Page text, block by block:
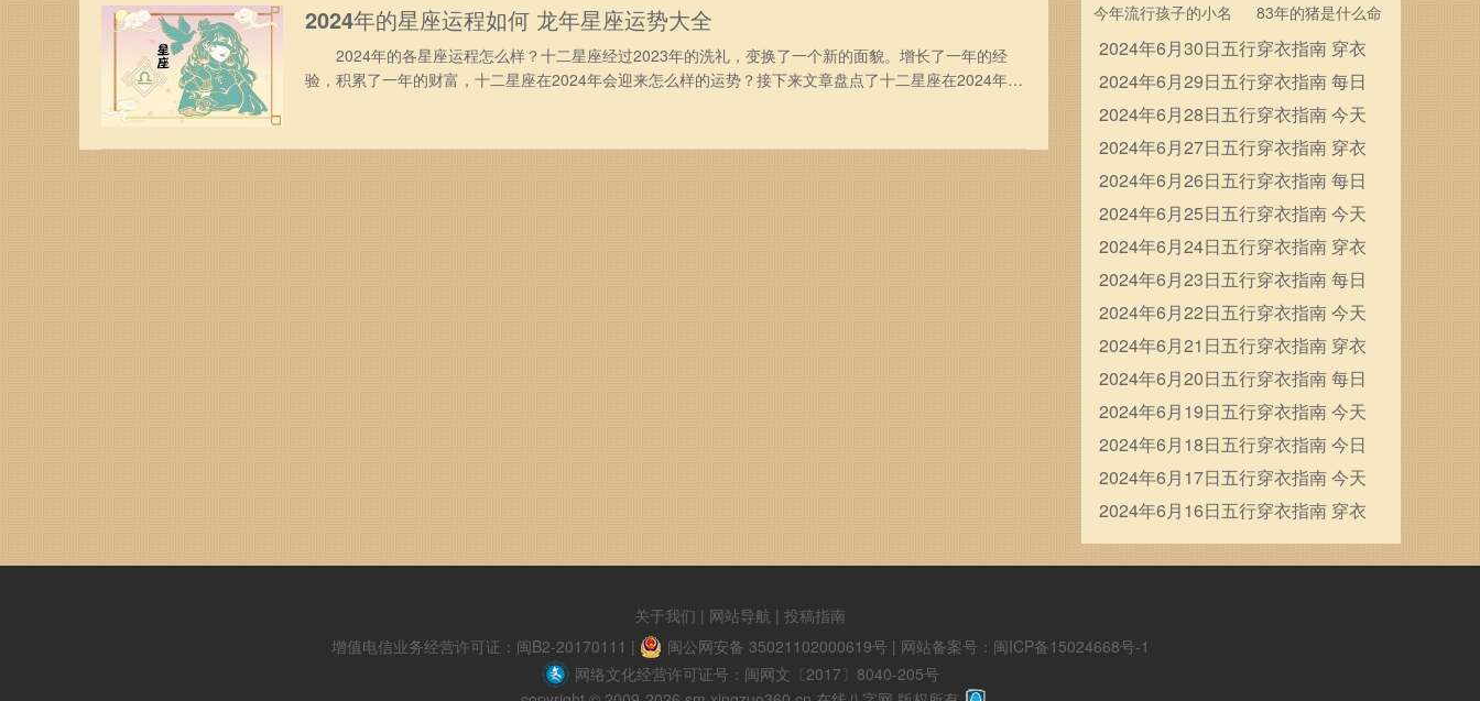
2024年的星座运程如何 龙年星座运势大全
2024年的各星座运程怎么样？十二星座经过2023年的洗礼，变换了一个新的面貌。增长了一年的经
验，积累了一年的财富，十二星座在2024年会迎来怎么样的运势？接下来文章盘点了十二星座在2024年的
现自己，在事业上得到更好的发展。
今年流行孩子的小名 83年的猪是什么命
2024年6月30日五行穿衣指南 穿衣
五行色搭配
2024年6月29日五行穿衣指南 每日
穿衣五行颜色运势
2024年6月28日五行穿衣指南 今天
穿衣颜色是什么查询
2024年6月27日五行穿衣指南 穿衣
五行色搭配
2024年6月26日五行穿衣指南 每日
穿衣五行颜色运势
2024年6月25日五行穿衣指南 今天
穿衣颜色是什么查询
2024年6月24日五行穿衣指南 穿衣
五行色搭配
2024年6月23日五行穿衣指南 每日
穿衣五行颜色运势
2024年6月22日五行穿衣指南 今天
穿衣颜色是什么查询
2024年6月21日五行穿衣指南 穿衣
五行色搭配
2024年6月20日五行穿衣指南 每日
穿衣五行颜色运势
2024年6月19日五行穿衣指南 今天
穿衣颜色是什么查询
2024年6月18日五行穿衣指南 今日
幸运颜色是什么
2024年6月17日五行穿衣指南 今天
穿衣颜色是什么查询
2024年6月16日五行穿衣指南 穿衣
五行色搭配
关于我们 | 网站导航 | 投稿指南
增值电信业务经营许可证：闽B2-20170111 | 闽公网安备 35021102000619号 | 网站备案号：闽ICP备15024668号-1
网络文化经营许可证号：闽网文〔2017〕8040-205号